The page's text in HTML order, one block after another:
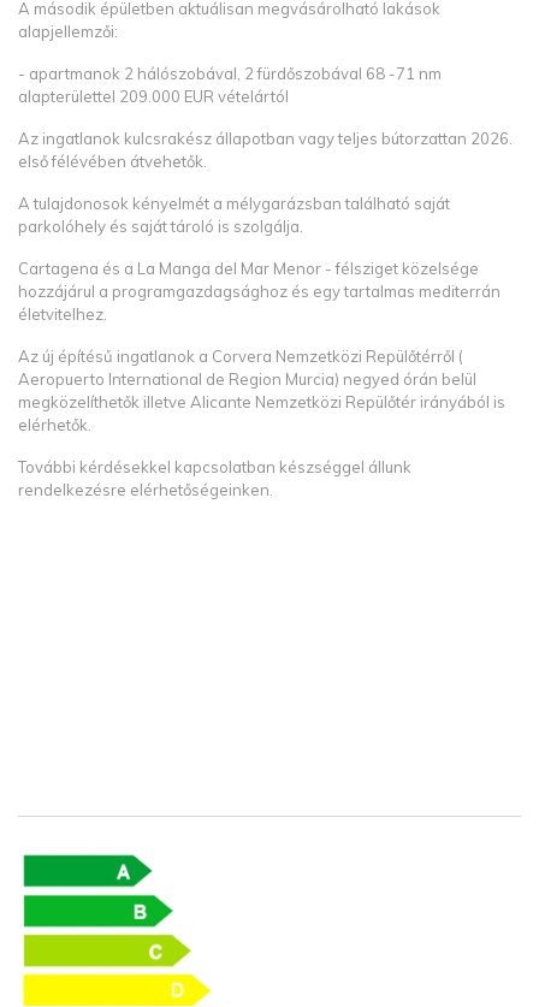
A második épületben aktuálisan megvásárolható lakások
alapjellemzői:
- apartmanok 2 hálószobával, 2 fürdőszobával 68 -71 nm
alapterülettel 209.000 EUR vételártól
Az ingatlanok kulcsrakész állapotban vagy teljes bútorzattan 2026.
első félévében átvehetők.
A tulajdonosok kényelmét a mélygarázsban található saját
parkolóhely és saját tároló is szolgálja.
Cartagena és a La Manga del Mar Menor - félsziget közelsége
hozzájárul a programgazdagsághoz és egy tartalmas mediterrán
életvitelhez.
Az új építésű ingatlanok a Corvera Nemzetközi Repülőtérről (
Aeropuerto International de Region Murcia) negyed órán belül
megközelíthetők illetve Alicante Nemzetközi Repülőtér irányából is
elérhetők.
További kérdésekkel kapcsolatban készséggel állunk
rendelkezésre elérhetőségeinken.